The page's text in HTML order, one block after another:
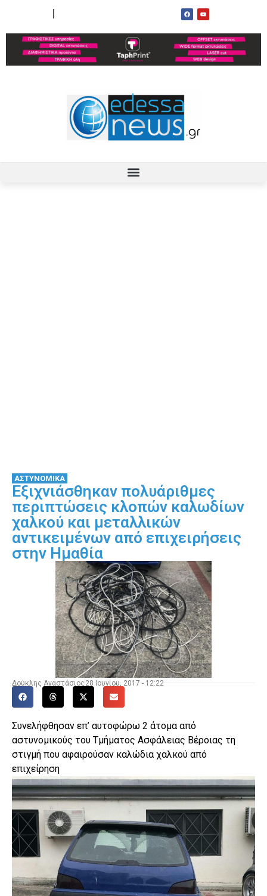
ΑΣΤΥΝΟΜΙΚΑ
Εξιχνιάσθηκαν πολυάριθμες
περιπτώσεις κλοπών καλωδίων
χαλκού και μεταλλικών
αντικειμένων από επιχειρήσεις
στην Ημαθία
Δούκλης Αναστάσιος 28 Ιουνίου, 2017 - 12:22
Συνελήφθησαν επ’ αυτοφώρω 2 άτομα από
αστυνομικούς του Τμήματος Ασφάλειας Βέροιας τη
στιγμή που αφαιρούσαν καλώδια χαλκού από
επιχείρηση